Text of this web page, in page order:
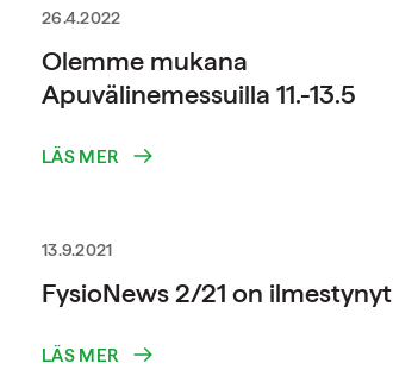
26.4.2022
Olemme mukana
Apuvälinemessuilla 11.-13.5
LÄS MER
13.9.2021
FysioNews 2/21 on ilmestynyt
LÄS MER